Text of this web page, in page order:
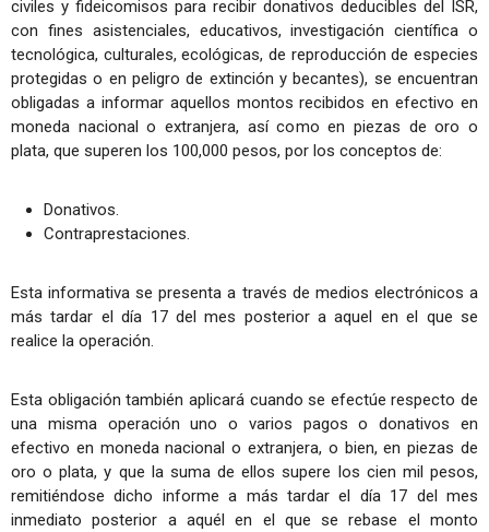
civiles y fideicomisos para recibir donativos deducibles del ISR,
con fines asistenciales, educativos, investigación científica o
tecnológica, culturales, ecológicas, de reproducción de especies
protegidas o en peligro de extinción y becantes), se encuentran
obligadas a informar aquellos montos recibidos en efectivo en
moneda nacional o extranjera, así como en piezas de oro o
plata, que superen los 100,000 pesos, por los conceptos de:
Donativos.
Contraprestaciones.
Esta informativa se presenta a través de medios electrónicos a
más tardar el día 17 del mes posterior a aquel en el que se
realice la operación.
Esta obligación también aplicará cuando se efectúe respecto de
una misma operación uno o varios pagos o donativos en
efectivo en moneda nacional o extranjera, o bien, en piezas de
oro o plata, y que la suma de ellos supere los cien mil pesos,
remitiéndose dicho informe a más tardar el día 17 del mes
inmediato posterior a aquél en el que se rebase el monto